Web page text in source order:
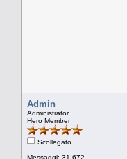
Admin
Administrator
Hero Member
Scollegato
Messaggi: 31.672